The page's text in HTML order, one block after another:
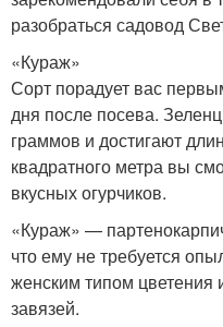
разобраться садовод
«Кураж»
Сорт порадует вас
дня после посева.
граммов и достигают
квадратного метра вы
вкусных огурчиков.
«Кураж» —
что ему не требуется
женским типом
завязей.